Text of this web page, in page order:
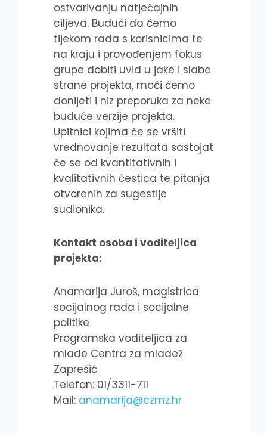
ostvarivanju natječajnih
ciljeva. Budući da ćemo
tijekom rada s korisnicima te
na kraju i provođenjem fokus
grupe dobiti uvid u jake i slabe
strane projekta, moći ćemo
donijeti i niz preporuka za neke
buduće verzije projekta.
Upitnici kojima će se vršiti
vrednovanje rezultata sastojat
će se od kvantitativnih i
kvalitativnih čestica te pitanja
otvorenih za sugestije
sudionika.
Kontakt osoba i voditeljica
projekta:
Anamarija Juroš, magistrica
socijalnog rada i socijalne
politike
Programska voditeljica za
mlade Centra za mladež
Zaprešić
Telefon: 01/3311-711
Mail: anamarija@czmz.hr